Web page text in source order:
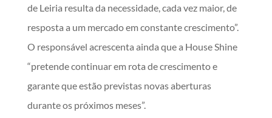
de Leiria resulta da necessidade, cada vez maior, de
resposta a um mercado em constante crescimento”.
O responsável acrescenta ainda que a House Shine
“pretende continuar em rota de crescimento e
garante que estão previstas novas aberturas
durante os próximos meses”.